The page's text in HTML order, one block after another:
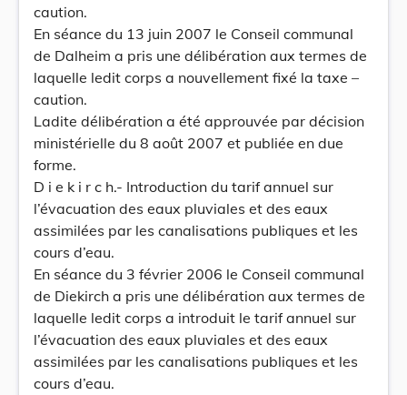
caution.
En séance du 13 juin 2007 le Conseil communal
de Dalheim a pris une délibération aux termes de
laquelle ledit corps a nouvellement fixé la taxe –
caution.
Ladite délibération a été approuvée par décision
ministérielle du 8 août 2007 et publiée en due
forme.
D i e k i r c h.- Introduction du tarif annuel sur
l’évacuation des eaux pluviales et des eaux
assimilées par les canalisations publiques et les
cours d’eau.
En séance du 3 février 2006 le Conseil communal
de Diekirch a pris une délibération aux termes de
laquelle ledit corps a introduit le tarif annuel sur
l’évacuation des eaux pluviales et des eaux
assimilées par les canalisations publiques et les
cours d’eau.